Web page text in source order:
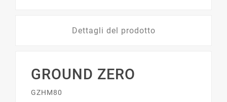
Dettagli del prodotto
GROUND ZERO
GZHM80